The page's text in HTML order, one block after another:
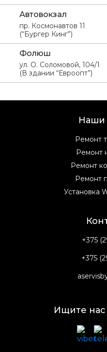
Автовокзал
пр. Космонавтов 11
(“Бургер Кинг”)
Фолюш
ул. О. Соломовой, 104/1
(В здании “Евроопт”)
Наши
Ремонт
Ремонт
Ремонт
Ремонт
Установка
+375
+375
Ищите нас